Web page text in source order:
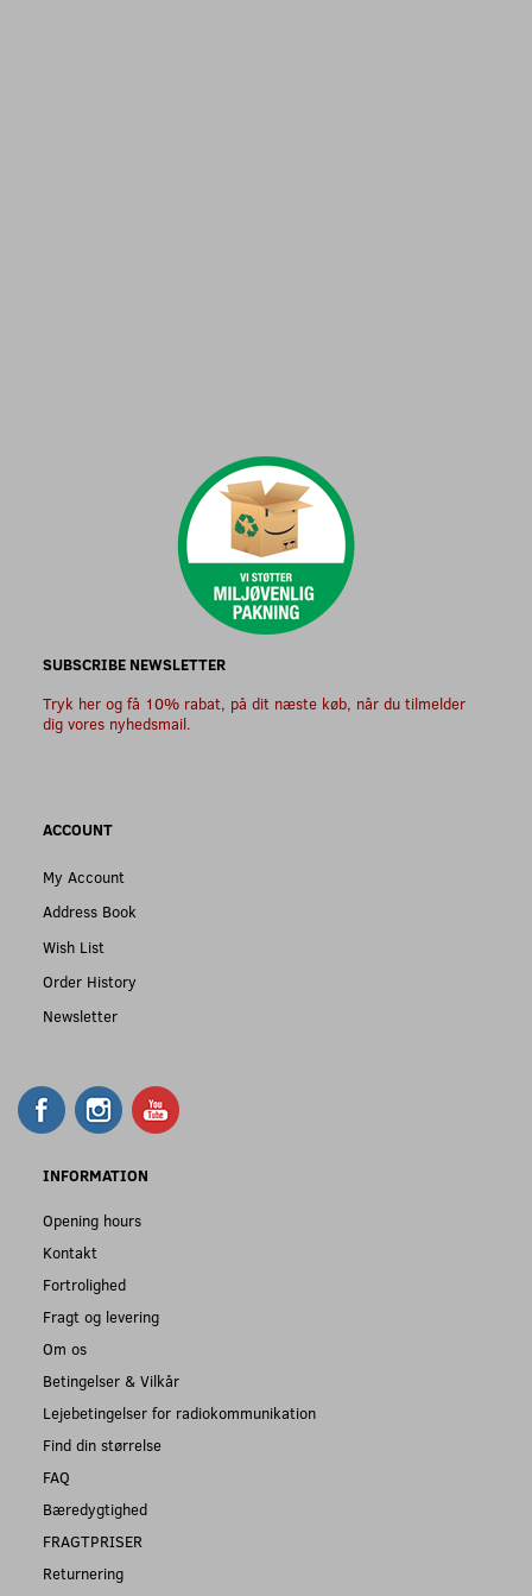
SUBSCRIBE NEWSLETTER
Tryk her og få 10% rabat, på dit næste køb, når du tilmelder
dig vores nyhedsmail.
ACCOUNT
My Account
Address Book
Wish List
Order History
Newsletter
INFORMATION
Opening hours
Kontakt
Fortrolighed
Fragt og levering
Om os
Betingelser & Vilkår
Lejebetingelser for radiokommunikation
Find din størrelse
FAQ
Bæredygtighed
FRAGTPRISER
Returnering